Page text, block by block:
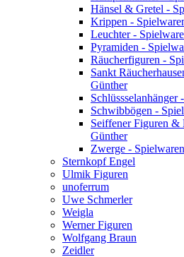
Hänsel & Gretel -
Krippen -
Leuchter -
Pyramiden -
Räucherfiguren -
Sankt
Günther
Schwibbögen -
Seiffener Figuren &
Günther
Zwerge -
Sternkopf Engel
Ulmik Figuren
unoferrum
Uwe Schmerler
Weigla
Werner Figuren
Wolfgang Braun
Zeidler